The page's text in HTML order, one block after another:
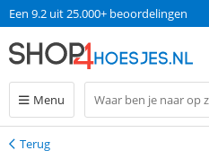
Een 9.2 uit 25.000+ beoordelingen
Menu
Terug
Terug